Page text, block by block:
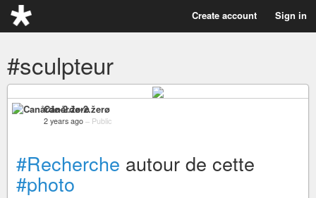
Create account Sign in
#sculpteur
Canårđø-2.žerø
2 years ago – Public
#Recherche autour de cette
#photo